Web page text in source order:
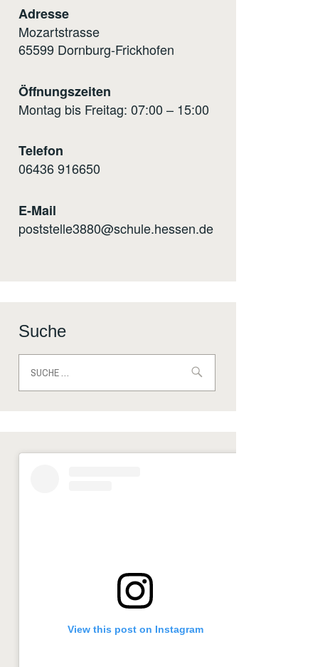
Adresse
Mozartstrasse
65599 Dornburg-Frickhofen
Öffnungszeiten
Montag bis Freitag: 07:00 – 15:00
Telefon
06436 916650
E-Mail
poststelle3880@schule.hessen.de
Suche
nach:
View this post on Instagram